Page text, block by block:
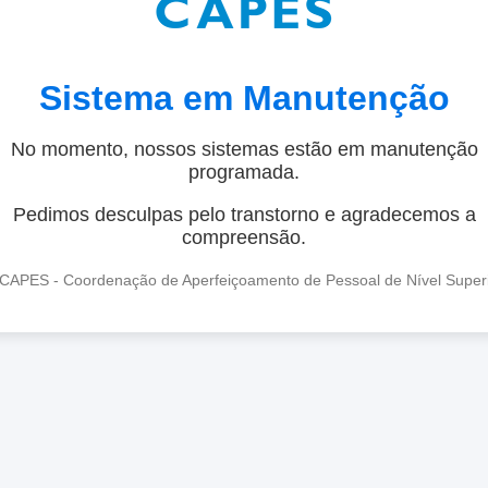
Sistema em Manutenção
No momento, nossos sistemas estão em manutenção
programada.
Pedimos desculpas pelo transtorno e agradecemos a
compreensão.
- Coordenação de Aperfeiçoamento de Pessoal de Nível